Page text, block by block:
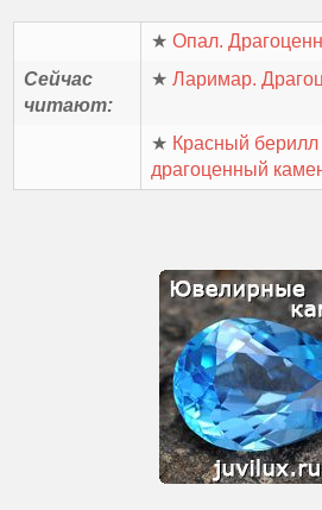
★Опал.
Сейчас
читают:
★Ларимар.
★ Красный берилл
драгоценный